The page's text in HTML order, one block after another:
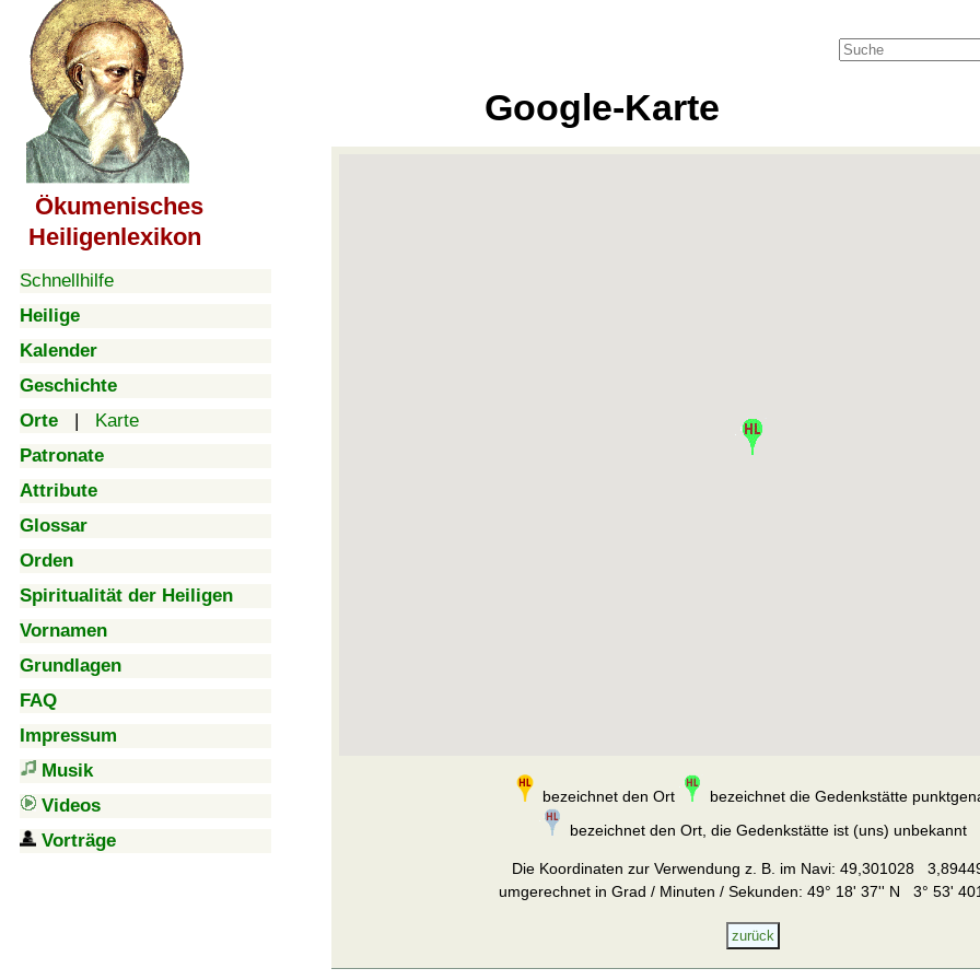
Ökumenisches
Heiligenlexikon
Schnellhilfe
Heilige
Kalender
Geschichte
Orte | Karte
Patronate
Attribute
Glossar
Orden
Spiritualität der Heiligen
Vornamen
Grundlagen
FAQ
Impressum
Musik
Videos
Vorträge
Google-Karte
bezeichnet den Ort
bezeichnet die Gedenkstätte
bezeichnet den Ort, die Gedenkstätte ist (uns) unbekannt
Die Koordinaten zur Verwendung z. B. im Navi: 49,301028
umgerechnet in Grad / Minuten / Sekunden: 49° 18' 37'' N 3° 53'